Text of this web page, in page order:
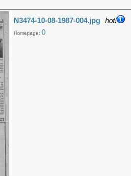
N3474-10-08-1987-004.jpg hot!
Homepage: 0